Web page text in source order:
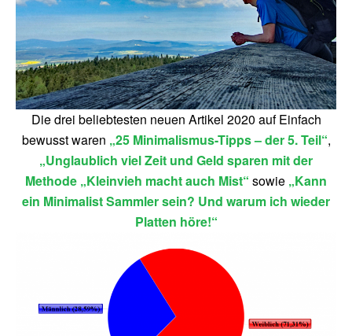
Die drei beliebtesten neuen Artikel 2020 auf Einfach
bewusst waren „25 Minimalismus-Tipps – der 5. Teil“,
„Unglaublich viel Zeit und Geld sparen mit der
Methode „Kleinvieh macht auch Mist“ sowie „Kann
ein Minimalist Sammler sein? Und warum ich wieder
Platten höre!“